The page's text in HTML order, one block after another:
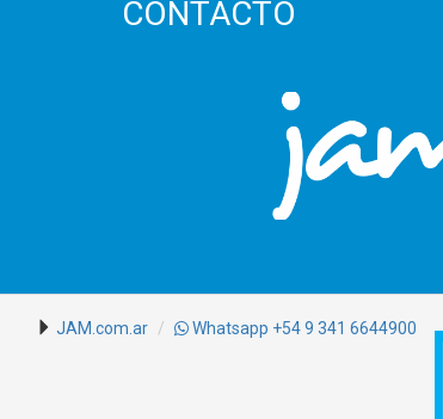
CONTACTO
JAM.com.ar Whatsapp +54 9 341 6644900